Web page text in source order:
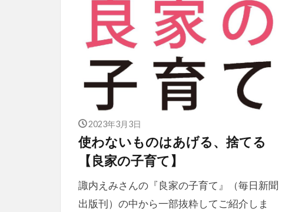
2023年3月3日
使わないものはあげる、捨てる
【良家の子育て】
諏内えみさんの『良家の子育て』（毎日新聞
出版刊）の中から一部抜粋してご紹介しま